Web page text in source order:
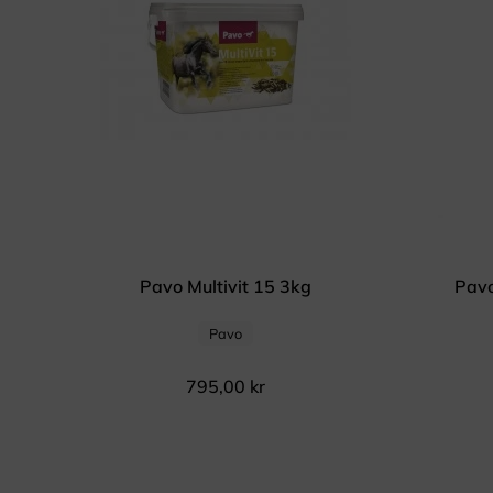
Pavo Multivit 15 3kg
Pavo
795,00 kr